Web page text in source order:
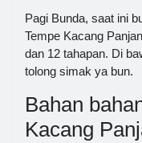
Pagi Bunda, saat ini
Tempe Kacang
dan 12 tahapan. Di
tolong simak ya bun.
Bahan
Kacang